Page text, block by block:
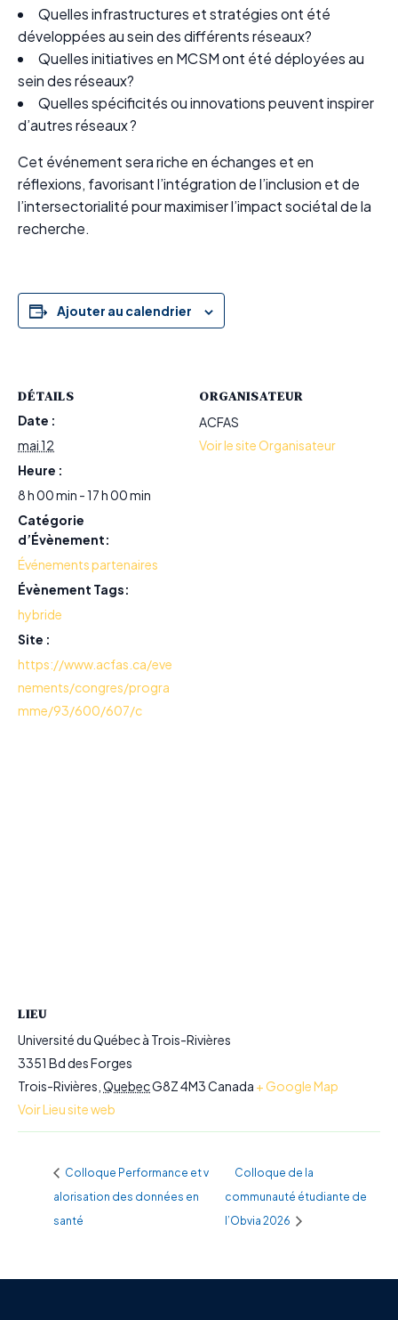
Quelles infrastructures et stratégies ont été
développées au sein des différents réseaux?
Quelles initiatives en MCSM ont été déployées au
sein des réseaux?
Quelles spécificités ou innovations peuvent inspirer
d’autres réseaux ?
Cet événement sera riche en échanges et en
réflexions, favorisant l’intégration de l’inclusion et de
l’intersectorialité pour maximiser l’impact sociétal de la
recherche.
Ajouter au calendrier
DÉTAILS
Date :
mai 12
Heure :
8 h 00 min - 17 h 00 min
Catégorie
d’Évènement:
Événements partenaires
Évènement Tags:
hybride
Site :
https://www.acfas.ca/eve
nements/congres/progra
mme/93/600/607/c
ORGANISATEUR
ACFAS
Voir le site Organisateur
LIEU
Université du Québec à Trois-Rivières
3351 Bd des Forges
Trois-Rivières QuebecG8Z 4M3Canada + Google Map
Voir Lieu site web
Colloque Performance et v
alorisation des données en
santé
Colloque de la
communauté étudiante de
l’Obvia 2026